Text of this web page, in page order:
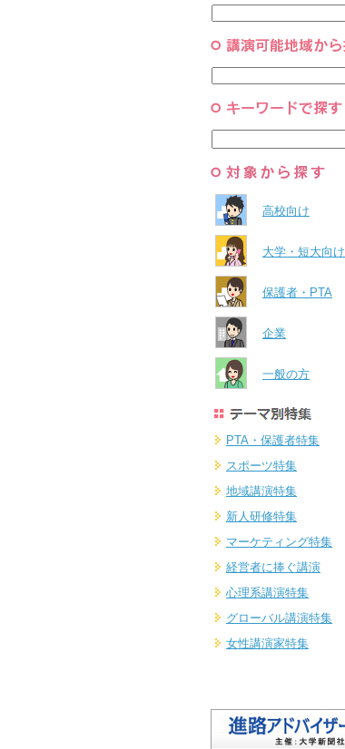
すべて
高校向け
大学・短大向け
保護者・PTA
企業
一般の方
PTA・保護者特集
スポーツ特集
地域講演特集
新人研修特集
マーケティング特集
経営者に捧ぐ講演
心理系講演特集
グローバル講演特集
女性講演家特集